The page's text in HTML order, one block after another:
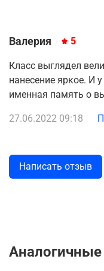
Валерия 5
Класс выглядел
нанесение яркое. И
именная память о
27.06.2022 09:18
Написать отзыв